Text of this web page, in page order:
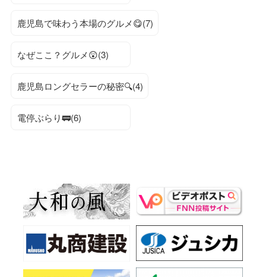
鹿児島で味わう本場のグルメ😋(7)
なぜここ？グルメ😲(3)
鹿児島ロングセラーの秘密🔍(4)
電停ぶらり🚃(6)